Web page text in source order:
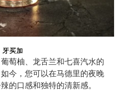
牙买加
萄柚、龙舌兰和七喜汽水的
今，您可以在马德里的夜晚
的口感和独特的清新感。